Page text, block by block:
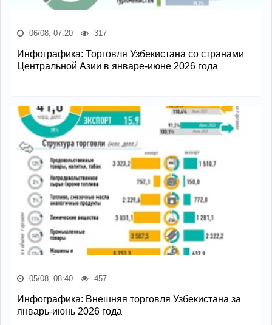
06/08, 07:20 317
Инфографика: Торговля Узбекистана со странами
Центральной Азии в январе-июне 2026 года
05/08, 08:40 457
Инфографика: Внешняя торговля Узбекистана за
январь-июнь 2026 года